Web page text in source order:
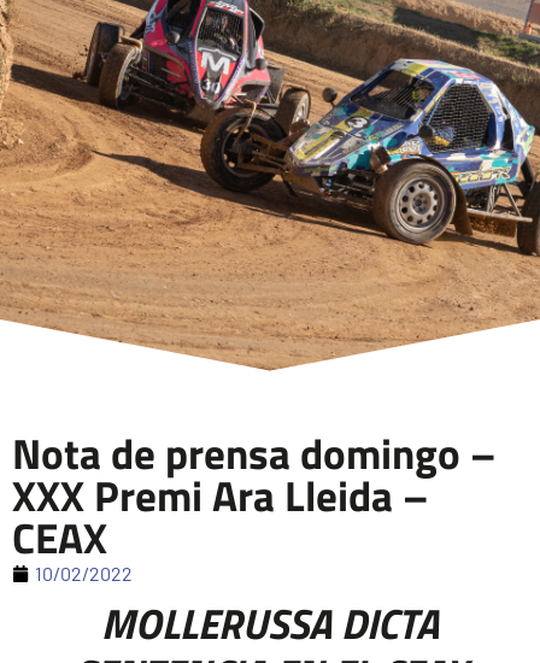
Nota de prensa domingo –
XXX Premi Ara Lleida –
CEAX
10/02/2022
MOLLERUSSA DICTA